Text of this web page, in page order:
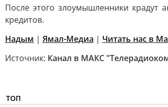
После этого злоумышленники крадут
кредитов.
Надым | Ямал-Медиа | Читать нас в
Источник: Канал в МАКС
ТОП